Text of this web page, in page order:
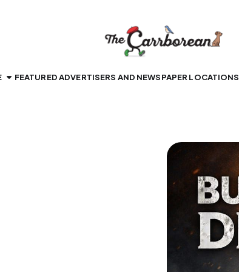
FEATURED ADVERTISERS AND NEWSPAPER LOCATIONS